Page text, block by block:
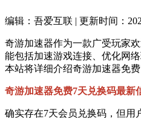
编辑：吾爱互联 | 更新时间：
奇游加速器作为一款广受玩家
能包括加速游戏连接、优化网
本站将详细介绍奇游加速器免
奇游加速器免费7天兑换码最新
确实存在7天会员兑换码，但用